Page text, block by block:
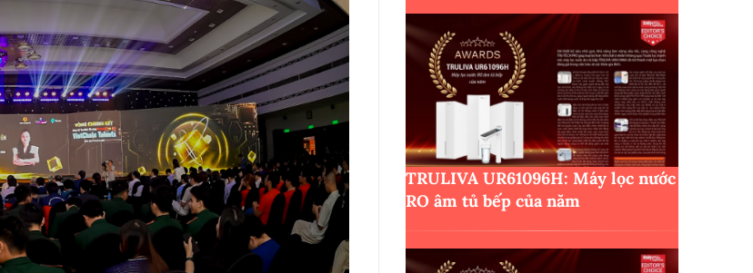
TRULIVA UR61096H: Máy lọc nước
RO âm tủ bếp của năm